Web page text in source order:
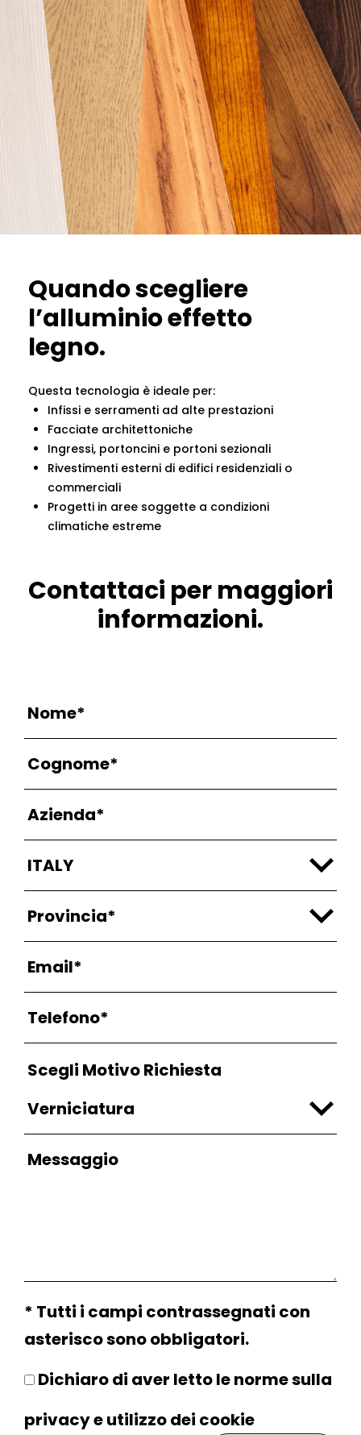
Quando scegliere
l’alluminio effetto
legno.
Questa tecnologia è ideale per:
Infissi e serramenti ad alte prestazioni
Facciate architettoniche
Ingressi, portoncini e portoni sezionali
Rivestimenti esterni di edifici residenziali o
commerciali
Progetti in aree soggette a condizioni
climatiche estreme
Contattaci per maggiori
informazioni.
Scegli Motivo Richiesta
* Tutti i campi contrassegnati con
asterisco sono obbligatori.
Dichiaro di aver letto le norme sulla
privacye utilizzo dei cookie